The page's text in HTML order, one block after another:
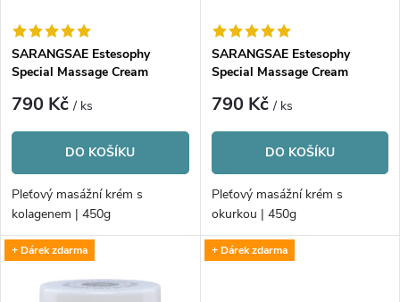
í
p
r
o
d
u
s
p
r
o
d
u
SARANGSAE Estesophy
Special Massage Cream
790 Kč/ ks
DO KOŠÍKU
Pleťový masážní krém s
kolagenem | 450g
SARANGSAE Estesophy
Special Massage Cream
790 Kč/ ks
DO KOŠÍKU
Pleťový masážní krém s
okurkou | 450g
+ Dárek zdarma + Dárek zdarma